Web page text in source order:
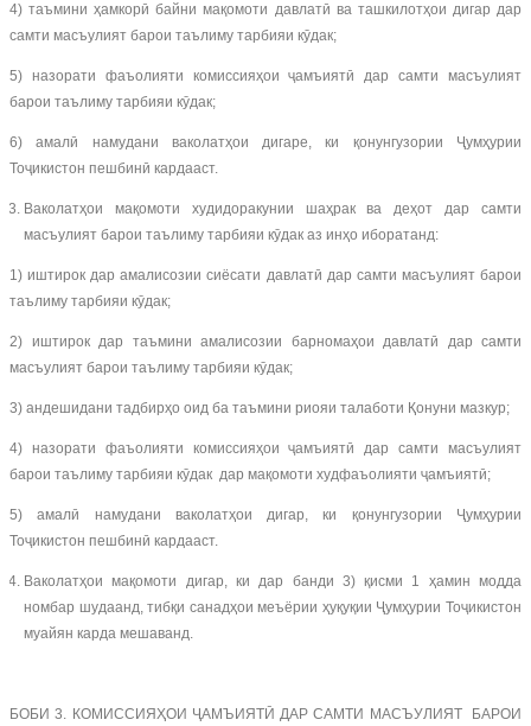
4) таъмини ҳамкорӣ байни мақомоти давлатӣ ва ташкилотҳои дигар дар
самти масъулият барои таълиму тарбияи кӯдак;
5) назорати фаъолияти комиссияҳои ҷамъиятӣ дар самти масъулият
барои таълиму тарбияи кӯдак;
6) амалӣ намудани ваколатҳои дигаре, ки қонунгузории Ҷумҳурии
Тоҷикистон пешбинӣ кардааст.
Ваколатҳои мақомоти худидоракунии шаҳрак ва деҳот дар самти
масъулият барои таълиму тарбияи кӯдак аз инҳо иборатанд:
1) иштирок дар амалисозии сиёсати давлатӣ дар самти масъулият барои
таълиму тарбияи кӯдак;
2) иштирок дар таъмини амалисозии барномаҳои давлатӣ дар самти
масъулият барои таълиму тарбияи кӯдак;
3) андешидани тадбирҳо оид ба таъмини риояи талаботи Қонуни мазкур;
4) назорати фаъолияти комиссияҳои ҷамъиятӣ дар самти масъулият
барои таълиму тарбияи кӯдак дар мақомоти худфаъолияти ҷамъиятӣ;
5) амалӣ намудани ваколатҳои дигар, ки қонунгузории Ҷумҳурии
Тоҷикистон пешбинӣ кардааст.
Ваколатҳои мақомоти дигар, ки дар банди 3) қисми 1 ҳамин модда
номбар шудаанд, тибқи санадҳои меъёрии ҳуқуқии Ҷумҳурии Тоҷикистон
муайян карда мешаванд.
БОБИ 3. КОМИССИЯҲОИ ҶАМЪИЯТӢ ДАР САМТИ МАСЪУЛИЯТ БАРОИ